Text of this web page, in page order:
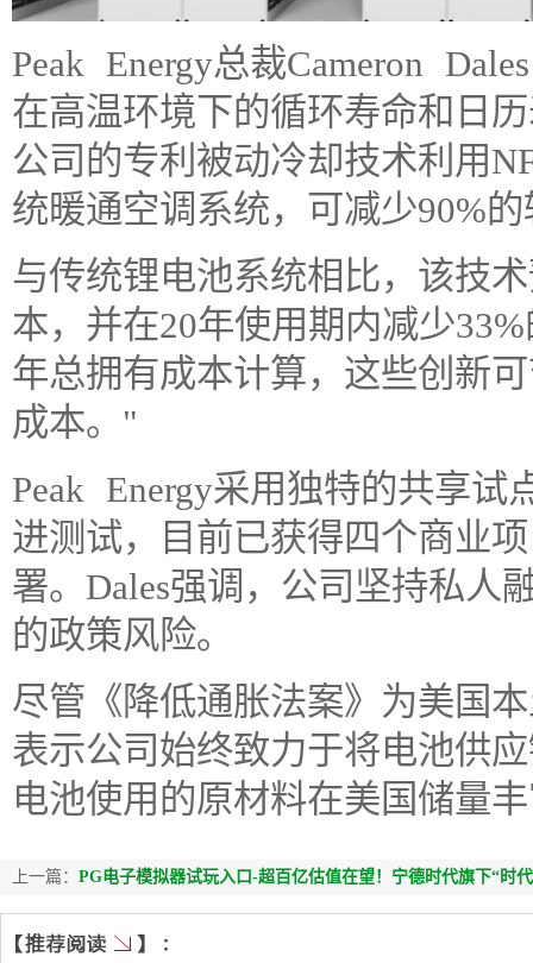
Peak Energy总裁Cameron
在高温环境下的循环寿命和日
公司的专利被动冷却技术利用
统暖通空调系统，可减少90%
与传统锂电池系统相比，该技
本，并在20年使用期内减少
年总拥有成本计算，这些创新
成本。"
Peak Energy采用独特的共享
进测试，目前已获得四个商业
署。Dales强调，公司坚持私人
的政策风险。
尽管《降低通胀法案》为美国
表示公司始终致力于将电池供
电池使用的原材料在美国储量
上一篇： PG电子模拟器试玩入口-超百亿估值在望！宁德时代旗下“时